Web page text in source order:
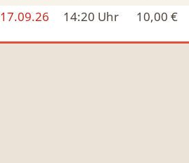
17.09.26 14:20 Uhr 10,00 €